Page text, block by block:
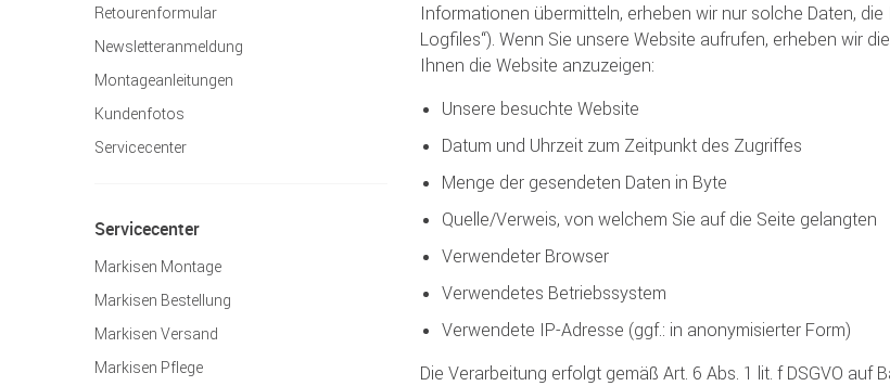
Retourenformular
Newsletteranmeldung
Montageanleitungen
Kundenfotos
Servicecenter
Servicecenter
Markisen Montage
Markisen Bestellung
Markisen Versand
Markisen Pflege
Informationen übermitteln, erheben wir nur solche Daten,
Logfiles“). Wenn Sie unsere Website aufrufen, erheben wir
Ihnen die Website anzuzeigen:
Unsere besuchte Website
Datum und Uhrzeit zum Zeitpunkt des Zugriffes
Menge der gesendeten Daten in Byte
Quelle/Verweis, von welchem Sie auf die Seite gelangten
Verwendeter Browser
Verwendetes Betriebssystem
Verwendete IP-Adresse (ggf.: in anonymisierter Form)
Die Verarbeitung erfolgt gemäß Art. 6 Abs. 1 lit. f DSGVO